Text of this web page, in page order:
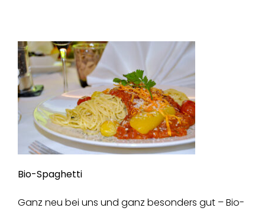
Bio-Spaghetti
Ganz neu bei uns und ganz besonders gut – Bio-